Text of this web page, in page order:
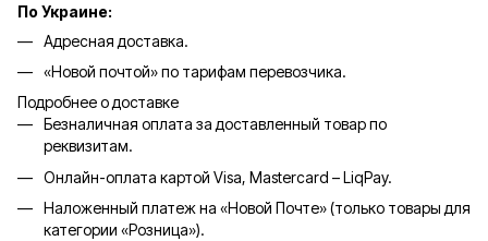
По Украине:
Адресная доставка.
«Новой почтой» по тарифам перевозчика.
Подробнее о доставке
Безналичная оплата за доставленный товар по
реквизитам.
Онлайн-оплата картой Visa, Mastercard – LiqPay.
Наложенный платеж на «Новой Почте» (только товары для
категории «Розница»).